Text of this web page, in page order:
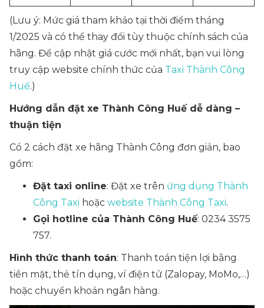
(Lưu ý: Mức giá tham khảo tại thời điểm tháng
1/2025 và có thể thay đổi tùy thuộc chính sách của
hãng. Để cập nhật giá cước mới nhất, bạn vui lòng
truy cập website chính thức của Taxi Thành Công
Huế.)
Hướng dẫn đặt xe Thành Công Huế dễ dàng –
thuận tiện
Có 2 cách đặt xe hãng Thành Công đơn giản, bao
gồm:
Đặt taxi online: Đặt xe trên ứng dụng Thành
Công Taxi hoặc website Thành Công Taxi.
Gọi hotline của Thành Công Huế: 0234 3575
757.
Hình thức thanh toán: Thanh toán tiện lợi bằng
tiền mặt, thẻ tín dụng, ví điện tử (Zalopay, MoMo,…)
hoặc chuyển khoản ngân hàng.